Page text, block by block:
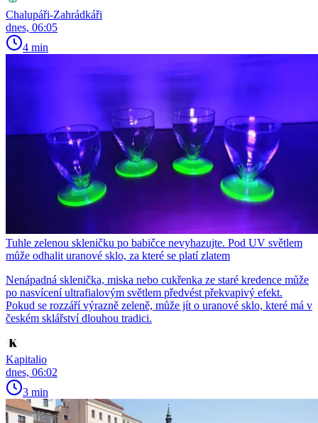
Chalupáři-Zahrádkáři
dnes, 06:05
4 min
Tuhle zelenou skleničku po babičce nevyhazujte. Pod UV světlem
může odhalit uranové sklo, za které se platí zlatem
Nenápadná sklenička, miska nebo cukřenka ze staré kredence může
po nasvícení ultrafialovým světlem předvést překvapivý efekt.
Pokud se rozzáří výrazně zeleně, může jít o uranové sklo, které má v
českém sklářství dlouhou tradici.
Kapitalio
dnes, 06:02
3 min